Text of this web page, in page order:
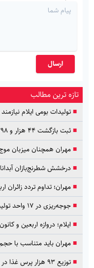
ارسال
تازه ترین مطالب
■تولیدات بومی ایلام
■ثبت بازگشت ۴۴ هزار و ۷۹۸ زائر از مرز مهران
■مهران همچنان میزبان
■درخشش شطرنج‌بازان
■مهران؛ تداوم تردد زائران
■جوجه‌ریزی در ۱۷ واحد تولیدی سیروان انجام شد
■ ایلام؛ دروازه اربعین و
■مهران باید متناسب با حجم
■توزیع ۹۳ هزار پرس غذا در مسیر زائران اربعین